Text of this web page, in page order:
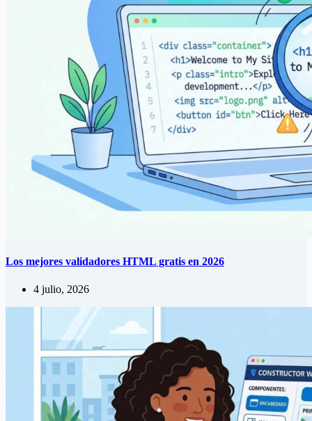
Los mejores validadores HTML gratis en 2026
4 julio, 2026